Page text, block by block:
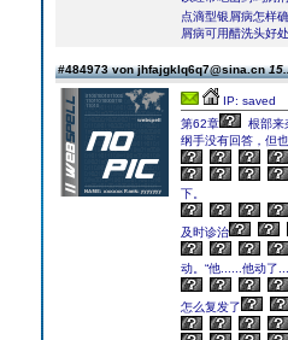
点滴型银屑病怎样
屑病可用醋洗头好
#484973 von jhfajgklq6q7@sina.cn
IP: saved
第62章
根部来
纲手没有回答，但
下。
及时诊治
动。“他......他动了
怎么复发了